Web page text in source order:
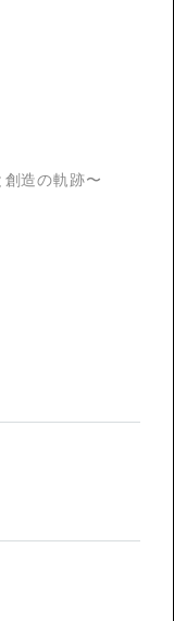
造の軌跡〜